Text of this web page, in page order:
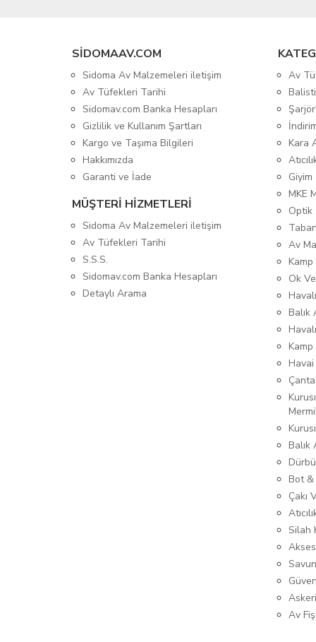
SIDOMAAV.COM
Sidoma Av Malzemeleri iletişim
Av Tüfekleri Tarihi
Sidomav.com Banka Hesapları
Gizlilik ve Kullanım Şartları
Kargo ve Taşıma Bilgileri
Hakkımızda
Garanti ve İade
MÜŞTERİ HİZMETLERİ
Sidoma Av Malzemeleri iletişim
Av Tüfekleri Tarihi
S.S.S.
Sidomav.com Banka Hesapları
Detaylı Arama
Av
Kara
Giyim
MKE
Optik
Av
Ok
Balık
Balık
Bot &
Çakı
Silah
Av